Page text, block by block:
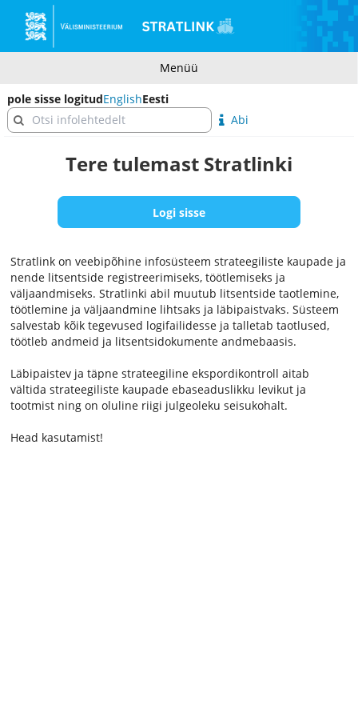
Menüü
pole sisse logitudEnglishEesti
Abi
Tere tulemast Stratlinki
Logi sisse
Stratlink on veebipõhine infosüsteem strateegiliste kaupade ja
nende litsentside registreerimiseks, töötlemiseks ja
väljaandmiseks. Stratlinki abil muutub litsentside taotlemine,
töötlemine ja väljaandmine lihtsaks ja läbipaistvaks. Süsteem
salvestab kõik tegevused logifailidesse ja talletab taotlused,
töötleb andmeid ja litsentsidokumente andmebaasis.
Läbipaistev ja täpne strateegiline ekspordikontroll aitab
vältida strateegiliste kaupade ebaseaduslikku levikut ja
tootmist ning on oluline riigi julgeoleku seisukohalt.
Head kasutamist!